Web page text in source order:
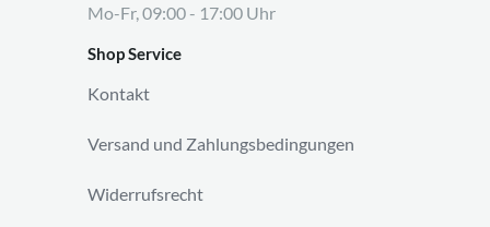
Mo-Fr, 09:00 - 17:00 Uhr
Shop Service
Kontakt
Versand und Zahlungsbedingungen
Widerrufsrecht